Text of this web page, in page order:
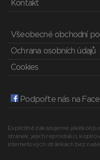
Kontakt
Všeobecné obchodní
Ochrana osobních údajů
Cookies
Podpořte nás na
Explicitně zakazujeme jakékoli
stránek, jejich reprodukci,
internetových stránkách bez